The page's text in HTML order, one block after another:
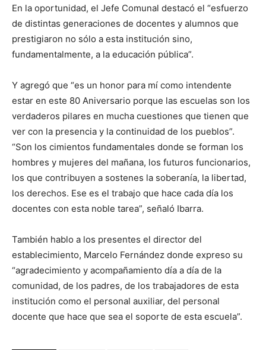
En la oportunidad, el Jefe Comunal destacó el “esfuerzo
de distintas generaciones de docentes y alumnos que
prestigiaron no sólo a esta institución sino,
fundamentalmente, a la educación pública”.
Y agregó que “es un honor para mí como intendente
estar en este 80 Aniversario porque las escuelas son los
verdaderos pilares en mucha cuestiones que tienen que
ver con la presencia y la continuidad de los pueblos”.
“Son los cimientos fundamentales donde se forman los
hombres y mujeres del mañana, los futuros funcionarios,
los que contribuyen a sostenes la soberanía, la libertad,
los derechos. Ese es el trabajo que hace cada día los
docentes con esta noble tarea”, señaló Ibarra.
También hablo a los presentes el director del
establecimiento, Marcelo Fernández donde expreso su
“agradecimiento y acompañamiento día a día de la
comunidad, de los padres, de los trabajadores de esta
institución como el personal auxiliar, del personal
docente que hace que sea el soporte de esta escuela”.